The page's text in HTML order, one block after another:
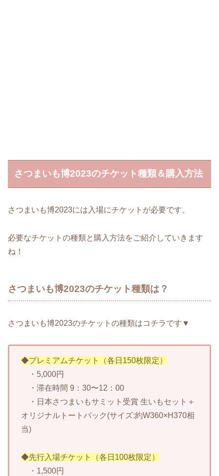
さつまいも博2023のチケット種類＆購入方法
さつまいも博2023には入場にチケットが必要です。
必要なチケットの種類と購入方法をご紹介していきます
ね！
さつまいも博2023のチケット種類は？
さつまいも博2023のチケットの種類はコチラです▼
◆プレミアムチケット（各日150枚限定）
・5,000円
・滞在時間 9：30〜12：00
・日本さつまいもサミット受賞 生いもセット＋
オリジナルトートバック(サイズ:約W360×H370相
当)
◆先行入場チケット（各日100枚限定）
・1,500円